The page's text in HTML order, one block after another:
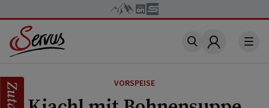
Account
VORSPEISE